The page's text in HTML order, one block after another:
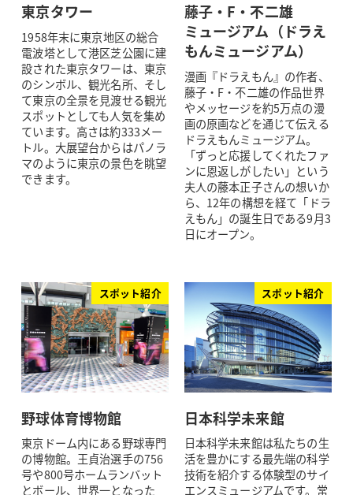
東京タワー
1958年末に東京地区の総合
電波塔として港区芝公園に建
設された東京タワーは、東京
のシンボル、観光名所、そし
て東京の全景を見渡せる観光
スポットとしても人気を集め
ています。高さは約333メー
トル。大展望台からはパノラ
マのように東京の景色を眺望
できます。
藤子・F・不二雄
ミュージアム（ドラえ
もんミュージアム）
漫画『ドラえもん』の作者、
藤子・F・不二雄の作品世界
やメッセージを約5万点の漫
画の原画などを通じて伝える
ドラえもんミュージアム。
「ずっと応援してくれたファ
ンに恩返しがしたい」という
夫人の藤本正子さんの想いか
ら、12年の構想を経て「ドラ
えもん」の誕生日である9月3
日にオープン。
スポット紹介
野球体育博物館
東京ドーム内にある野球専門
の博物館。王貞治選手の756
号や800号ホームランバット
とボール、世界一となった
スポット紹介
日本科学未来館
日本科学未来館は私たちの生
活を豊かにする最先端の科学
技術を紹介する体験型のサイ
エンスミュージアムです。常